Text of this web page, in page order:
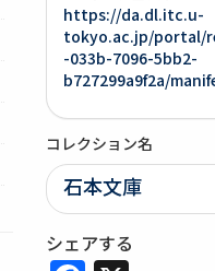
https://da.dl.itc.u-
tokyo.ac.jp/portal/
-033b-7096-5bb2-
b727299a9f2a/
コレクション名
石本文庫
シェアする